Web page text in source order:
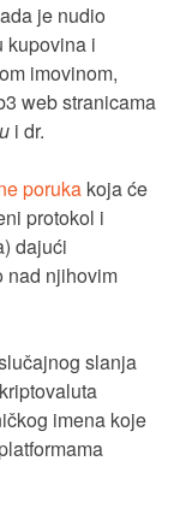
je nudio
kupovina i
imovinom,
web stranicama
i dr.
poruka koja će
protokol i
dajući
nad njihovim
slanja
imena koje